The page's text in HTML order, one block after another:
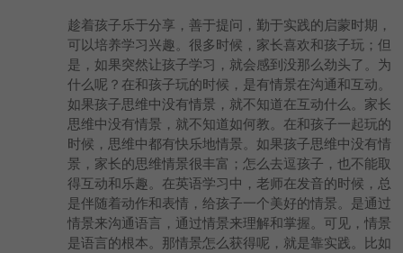
趁着孩子乐于分享，善于提问，勤于实践的启蒙时期，
可以培养学习兴趣。很多时候，家长喜欢和孩子玩；但
是，如果突然让孩子学习，就会感到没那么劲头了。为
什么呢？在和孩子玩的时候，是有情景在沟通和互动。
如果孩子思维中没有情景，就不知道在互动什么。家长
思维中没有情景，就不知道如何教。在和孩子一起玩的
时候，思维中都有快乐地情景。如果孩子思维中没有情
景，家长的思维情景很丰富；怎么去逗孩子，也不能取
得互动和乐趣。在英语学习中，老师在发音的时候，总
是伴随着动作和表情，给孩子一个美好的情景。是通过
情景来沟通语言，通过情景来理解和掌握。可见，情景
是语言的根本。那情景怎么获得呢，就是靠实践。比如